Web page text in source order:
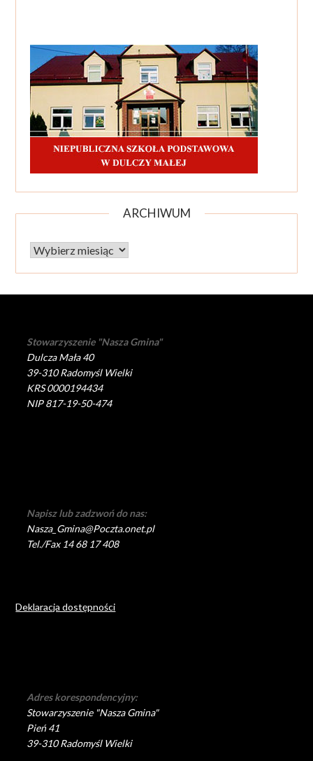
ARCHIWUM
Archiwum
Stowarzyszenie "Nasza Gmina"
Dulcza Mała 40
39-310 Radomyśl Wielki
KRS 0000194434
NIP 817-19-50-474
Napisz lub zadzwoń do nas:
Nasza_Gmina@Poczta.onet.pl
Tel./Fax 14 68 17 408
Deklaracja dostępności
Adres korespondencyjny:
Stowarzyszenie "Nasza Gmina"
Pień 41
39-310 Radomyśl Wielki